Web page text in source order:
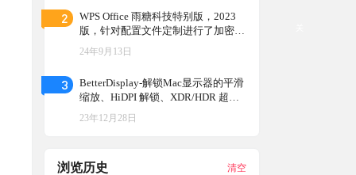
2
WPS Office 雨糖科技特别版，2023
版，针对配置文件定制进行了加密校
验，以增强安全性
24年9月13日
3
BetterDisplay-解锁Mac显示器的平滑
缩放、HiDPI 解锁、XDR/HDR 超高
亮度等
23年12月28日
浏览历史 清空